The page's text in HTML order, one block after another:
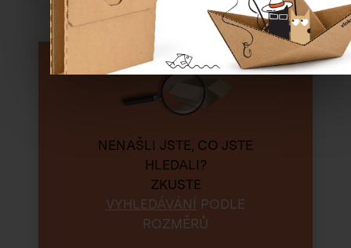
NENAŠLI JSTE, CO JSTE
HLEDALI?
ZKUSTE
VYHLEDÁVÁNÍ PODLE
ROZMĚRŮ